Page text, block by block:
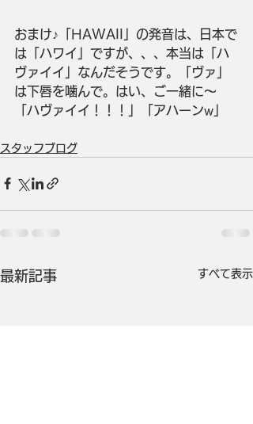
おまけ♪「HAWAII」の発音は、日本で
は「ハワイ」ですが、、、本当は「ハ
ヴァイイ」なんだそうです。「ヴァ」
は下唇を噛んで。はい、ご一緒に～
「ハヴァイイ！！！」「アハーンw」
スタッフブログ
最新記事 すべて表示